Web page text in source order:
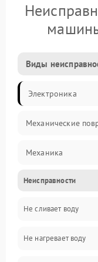
Виды
Электроника
Механические
Механика
Управление
Электропитание
Датчики
Неисправности
Не сливает воду
Не нагревает воду